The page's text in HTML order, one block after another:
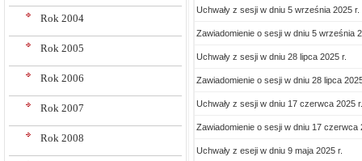
Rok 2004
Rok 2005
Rok 2006
Rok 2007
Rok 2008
Uchwały z sesji w dniu 5 września 2025 r.
Zawiadomienie o sesji w dniu 5 września
Uchwały z sesji w dniu 28 lipca 2025 r.
Zawiadomienie o sesji w dniu 28 lipca
Uchwały z sesji w dniu 17 czerwca 2025 r.
Zawiadomienie o sesji w dniu 17 czerwca
Uchwały z eseji w dniu 9 maja 2025 r.